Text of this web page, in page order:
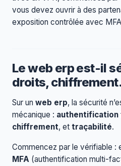
vous devez ouvrir à des
exposition contrôlée avec
Le web erp est-il
droits,
Sur un web erp, la sécurité
mécanique :
chiffrement, et traçabilité.
Commencez par le vérifiable :
MFA (authentification multi-